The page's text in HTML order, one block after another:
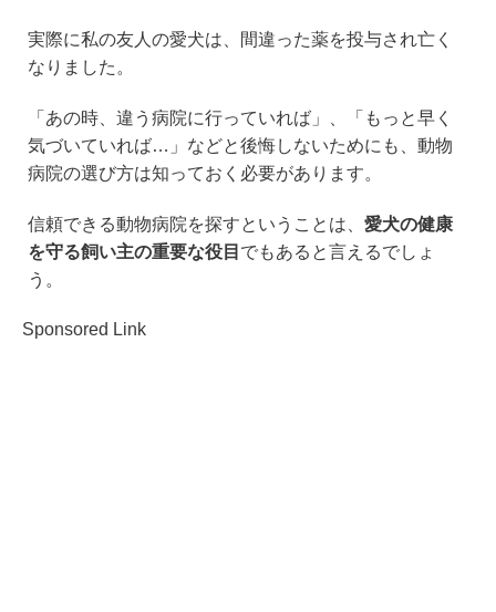
実際に私の友人の愛犬は、間違った薬を投与され亡く
なりました。
「あの時、違う病院に行っていれば」、「もっと早く
気づいていれば…」などと後悔しないためにも、動物
病院の選び方は知っておく必要があります。
信頼できる動物病院を探すということは、 愛犬の健康
を守る飼い主の重要な役目 でもあると言えるでしょ
う。
Sponsored Link